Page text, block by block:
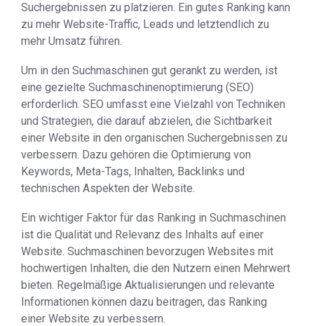
Suchergebnissen zu platzieren. Ein gutes Ranking kann
zu mehr Website-Traffic, Leads und letztendlich zu
mehr Umsatz führen.
Um in den Suchmaschinen gut gerankt zu werden, ist
eine gezielte Suchmaschinenoptimierung (SEO)
erforderlich. SEO umfasst eine Vielzahl von Techniken
und Strategien, die darauf abzielen, die Sichtbarkeit
einer Website in den organischen Suchergebnissen zu
verbessern. Dazu gehören die Optimierung von
Keywords, Meta-Tags, Inhalten, Backlinks und
technischen Aspekten der Website.
Ein wichtiger Faktor für das Ranking in Suchmaschinen
ist die Qualität und Relevanz des Inhalts auf einer
Website. Suchmaschinen bevorzugen Websites mit
hochwertigen Inhalten, die den Nutzern einen Mehrwert
bieten. Regelmäßige Aktualisierungen und relevante
Informationen können dazu beitragen, das Ranking
einer Website zu verbessern.